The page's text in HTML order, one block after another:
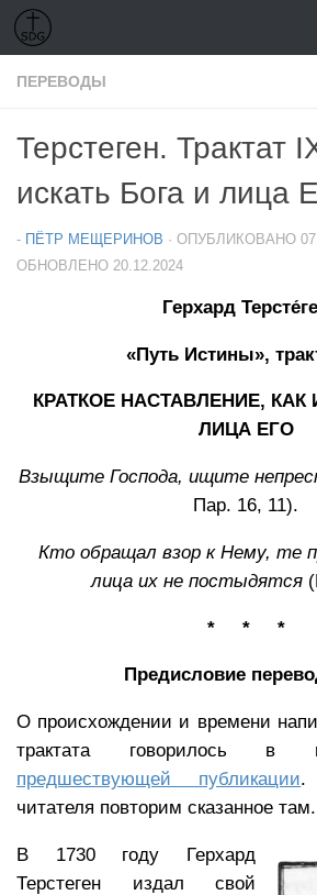
Перейти к содержимому
ПЕРЕВОДЫ
Терстеген. Трактат
искать Бога и лица
- ПЁТР МЕЩЕРИНОВ · ОПУБЛИКОВАНО
ОБНОВЛЕНО 20.12.2024
Герхард
«Путь Истины»,
КРАТКОЕ НАСТАВЛЕНИЕ, КАК
ЛИЦА ЕГО
Взыщите Господа, ищите
Пар. 16, 11).
Кто обращал взор к Нему, те
лица их не постыдятся
* * *
Предисловие
О происхождении и времени
трактата говорилось в
предшествующей публикации.
читателя повторим сказанное там.
В 1730 году Герхард
Терстеген издал свой